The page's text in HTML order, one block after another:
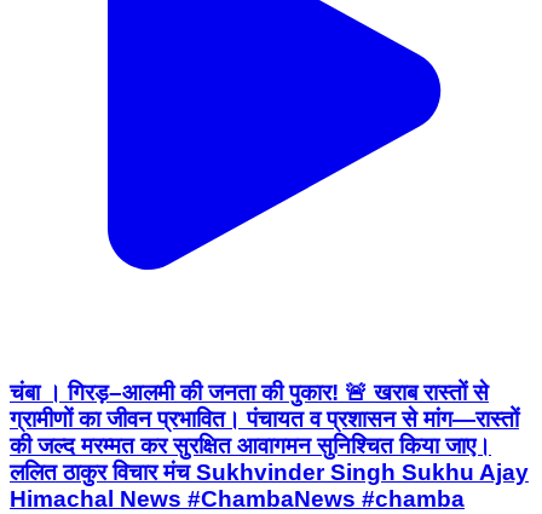
चंबा । गिरड़–आलमी की जनता की पुकार! 🚨 खराब रास्तों से
ग्रामीणों का जीवन प्रभावित। पंचायत व प्रशासन से मांग—रास्तों
की जल्द मरम्मत कर सुरक्षित आवागमन सुनिश्चित किया जाए।
ललित ठाकुर विचार मंच Sukhvinder Singh Sukhu Ajay
Himachal News #ChambaNews #chamba